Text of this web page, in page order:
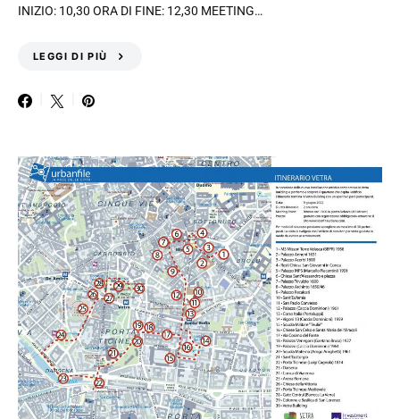
INIZIO: 10,30 ORA DI FINE: 12,30 MEETING…
LEGGI DI PIÙ